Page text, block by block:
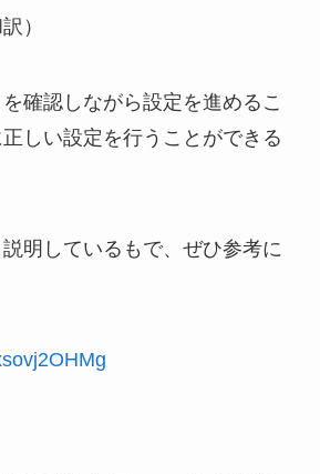
）
確認しながら設定を進めるこ
しい設定を行うことができる
明しているもで、ぜひ参考に